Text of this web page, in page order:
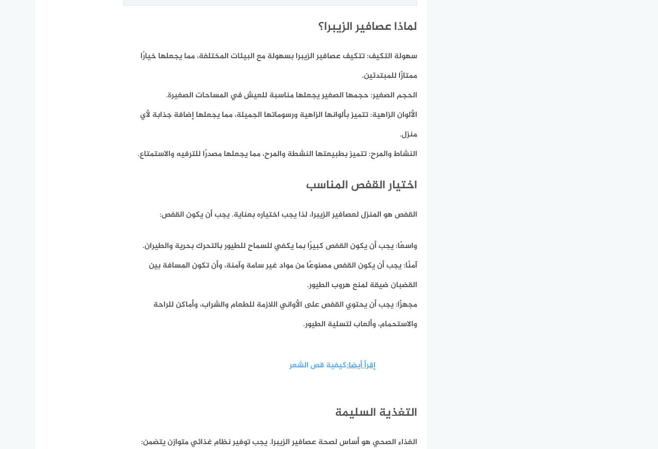
لماذا عصافير الزيبرا؟
سهولة التكيف:تتكيف عصافير الزيبرا بسهولة مع البيئات المختلفة، مما يجعلها خيارًا
ممتازًا للمبتدئين.
الحجم الصغير: حجمها الصغير يجعلها مناسبة للعيش في المساحات الصغيرة.
الألوان الزاهية:تتميز بألوانها الزاهية ورسوماتها الجميلة، مما يجعلها إضافة جذابة لأي
منزل.
النشاط والمرح:تتميز بطبيعتها النشطة والمرح، مما يجعلها مصدرًا للترفيه والاستمتاع.
اختيار القفص المناسب
القفص هو المنزل لعصافير الزيبرا، لذا يجب اختياره بعناية. يجب أن يكون القفص:
واسعًا:يجب أن يكون القفص كبيرًا بما يكفي للسماح للطيور بالتحرك بحرية والطيران.
آمنًا:يجب أن يكون القفص مصنوعًا من مواد غير سامة وآمنة، وأن تكون المسافة بين
القضبان ضيقة لمنع هروب الطيور.
مجهزًا:يجب أن يحتوي القفص على الأواني اللازمة للطعام والشراب، وأماكن للراحة
والاستحمام، وألعاب لتسلية الطيور.
إقرأ أيضا:كيفية قص الشعر
التغذية السليمة
الغذاء الصحي هو أساس لصحة عصافير الزيبرا. يجب توفير نظام غذائي متوازن يتضمن: